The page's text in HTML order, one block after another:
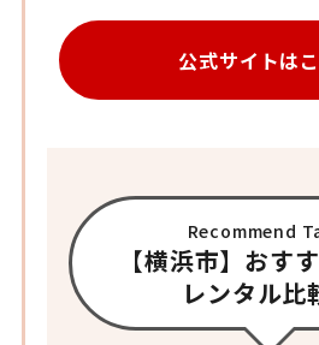
公式サイトは
Recommend
【横浜市】おす
レンタル比